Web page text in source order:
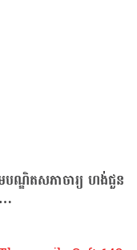
បណ្ឌិតសភាចារ្យ ហង់ជួន